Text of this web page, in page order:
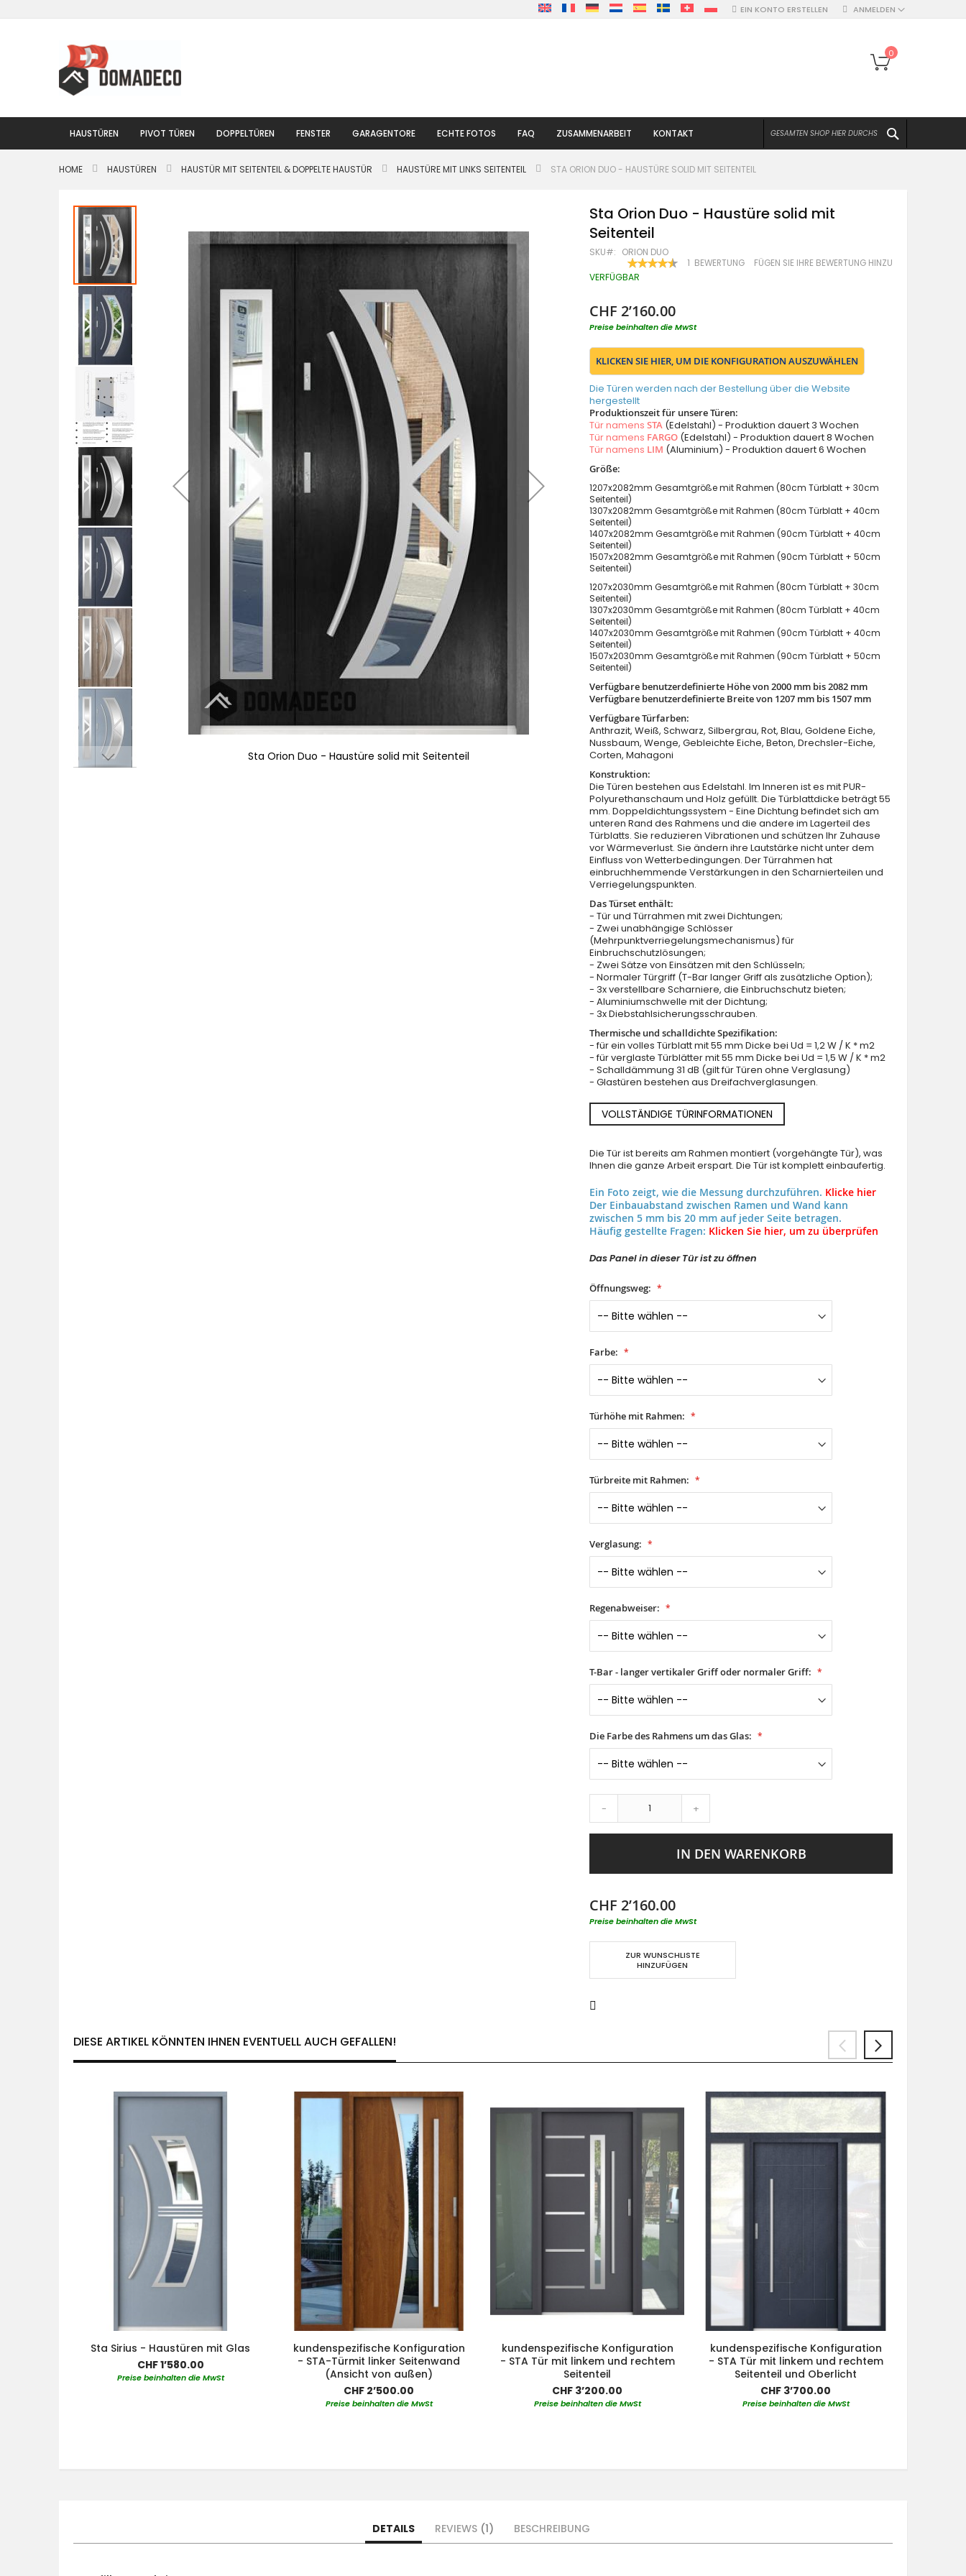
Inhalt
ANMELDEN
EIN KONTO ERSTELLEN
Mein
0
HAUSTÜREN PIVOT TÜREN DOPPELTÜREN FENSTER GARAGENTORE ECHTE FOTOS FAQ ZUSAMMENARBEIT KONTAKT
HOME HAUSTÜREN HAUSTÜR MIT SEITENTEIL & DOPPELTE HAUSTÜR HAUSTÜRE MIT LINKS SEITENTEIL STA ORION DUO - HAUSTÜRE SOLID MIT SEITENTEIL
Zum
Ende
der
Bildgalerie
springen
Sta Orion Duo - Haustüre solid mit Seitenteil
Sta Orion Duo - Haustüre solid mit
Seitenteil
SKU ORION DUO
BEWERTUNG:
90
% OF 100
1 BEWERTUNG FÜGEN SIE IHRE BEWERTUNG HINZU
VERFÜGBAR
CHF 2’160.00
Preise beinhalten die MwSt
KLICKEN SIE HIER, UM DIE KONFIGURATION AUSZUWÄHLEN
Die Türen werden nach der Bestellung über die Website
hergestellt
Produktionszeit für unsere Türen:
Tür namensSTA (Edelstahl) - Produktion dauert 3 Wochen
Tür namens FARGO (Edelstahl) - Produktion dauert 8 Wochen
Tür namens LIM (Aluminium) - Produktion dauert 6 Wochen
Größe:
1207x2082mm Gesamtgröße mit Rahmen (80cm Türblatt + 30cm
Seitenteil)
1307x2082mm Gesamtgröße mit Rahmen (80cm Türblatt + 40cm
Seitenteil)
1407x2082mm Gesamtgröße mit Rahmen (90cm Türblatt + 40cm
Seitenteil)
1507x2082mm Gesamtgröße mit Rahmen (90cm Türblatt + 50cm
Seitenteil)
1207x2030mm Gesamtgröße mit Rahmen (80cm Türblatt + 30cm
Seitenteil)
1307x2030mm Gesamtgröße mit Rahmen (80cm Türblatt + 40cm
Seitenteil)
1407x2030mm Gesamtgröße mit Rahmen (90cm Türblatt + 40cm
Seitenteil)
1507x2030mm Gesamtgröße mit Rahmen (90cm Türblatt + 50cm
Seitenteil)
Verfügbare benutzerdefinierte Höhe von 2000 mm bis 2082 mm
Verfügbare benutzerdefinierte Breite von 1207 mm bis 1507 mm
Verfügbare Türfarben:
Anthrazit, Weiß, Schwarz, Silbergrau, Rot, Blau, Goldene Eiche,
Nussbaum, Wenge, Gebleichte Eiche, Beton, Drechsler-Eiche,
Corten, Mahagoni
Konstruktion:
Die Türen bestehen aus Edelstahl. Im Inneren ist es mit PUR-
Polyurethanschaum und Holz gefüllt. Die Türblattdicke beträgt 55
mm. Doppeldichtungssystem - Eine Dichtung befindet sich am
unteren Rand des Rahmens und die andere im Lagerteil des
Türblatts. Sie reduzieren Vibrationen und schützen Ihr Zuhause
vor Wärmeverlust. Sie ändern ihre Lautstärke nicht unter dem
Einfluss von Wetterbedingungen. Der Türrahmen hat
einbruchhemmende Verstärkungen in den Scharnierteilen und
Verriegelungspunkten.
Das Türset enthält:
- Tür und Türrahmen mit zwei Dichtungen;
- Zwei unabhängige Schlösser
(Mehrpunktverriegelungsmechanismus) für
Einbruchschutzlösungen;
- Zwei Sätze von Einsätzen mit den Schlüsseln;
- Normaler Türgriff (T-Bar langer Griff als zusätzliche Option);
- 3x verstellbare Scharniere, die Einbruchschutz bieten;
- Aluminiumschwelle mit der Dichtung;
- 3x Diebstahlsicherungsschrauben.
Thermische und schalldichte Spezifikation:
- für ein volles Türblatt mit 55 mm Dicke bei Ud = 1,2 W / K * m2
- für verglaste Türblätter mit 55 mm Dicke bei Ud = 1,5 W / K * m2
- Schalldämmung 31 dB (gilt für Türen ohne Verglasung)
- Glastüren bestehen aus Dreifachverglasungen.
VOLLSTÄNDIGE TÜRINFORMATIONEN
Die Tür ist bereits am Rahmen montiert (vorgehängte Tür), was
Ihnen die ganze Arbeit erspart. Die Tür ist komplett einbaufertig.
Ein Foto zeigt, wie die Messung durchzuführen. Klicke hier
Der Einbauabstand zwischen Ramen und Wand kann
zwischen 5 mm bis 20 mm auf jeder Seite betragen.
Häufig gestellte Fragen: Klicken Sie hier, um zu überprüfen
Das Panel in dieser Tür ist zu öffnen
Öffnungsweg:
Farbe:
Türhöhe mit Rahmen:
Türbreite mit Rahmen:
Verglasung:
Regenabweiser:
T-Bar - langer vertikaler Griff oder normaler Griff:
Die Farbe des Rahmens um das Glas:
- +
IN DEN WARENKORB
CHF 2’160.00
Preise beinhalten die MwSt
ZUR WUNSCHLISTE
HINZUFÜGEN
DIESE ARTIKEL KÖNNTEN IHNEN EVENTUELL AUCH GEFALLEN!
Sta Sirius - Haustüren mit Glas
CHF 1’580.00
Preise beinhalten die MwSt
kundenspezifische Konfiguration
- STA-Türmit linker Seitenwand
(Ansicht von außen)
CHF 2’500.00
Preise beinhalten die MwSt
kundenspezifische Konfiguration
- STA Tür mit linkem und rechtem
Seitenteil
CHF 3’200.00
Preise beinhalten die MwSt
kundenspezifische Konfiguration
- STA Tür mit linkem und rechtem
Seitenteil und Oberlicht
CHF 3’700.00
Preise beinhalten die MwSt
DETAILS REVIEWS 1 BESCHREIBUNG